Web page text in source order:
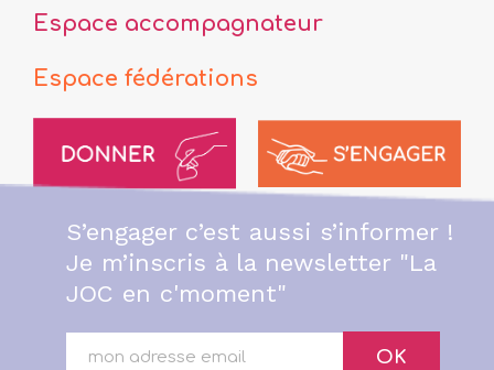
Espace accompagnateur
Espace fédérations
S’engager c’est aussi s’informer !
Je m’inscris à la newsletter "La
JOC en c'moment"
OK